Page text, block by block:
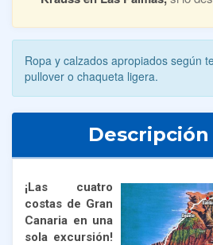
Ropa y calzados apropiados según
pullover o chaqueta ligera.
¡Las cuatro
costas de Gran
Canaria en una
sola excursión!